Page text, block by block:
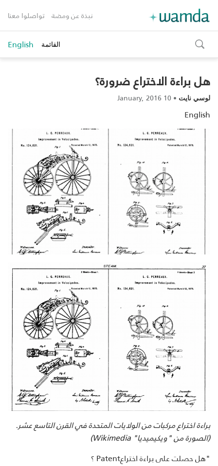
نبذة عن ومضة تواصلوا معنا
toggle
search
القائمة English
هل براءة الاختراع ضرورة؟
لوسي نايت •
10 January, 2016
English
براءة اختراع مركبات من الولايات المتحدة في القرن التاسع عشر.
(الصورة من "ويكيميديا" Wikimedia
)
"هل حصلت على براءة اختراعPatent ؟